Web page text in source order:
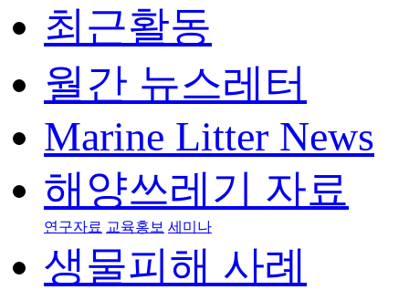
최근활동
월간 뉴스레터
Marine Litter News
해양쓰레기 자료
연구자료 교육홍보 세미나
생물피해 사례